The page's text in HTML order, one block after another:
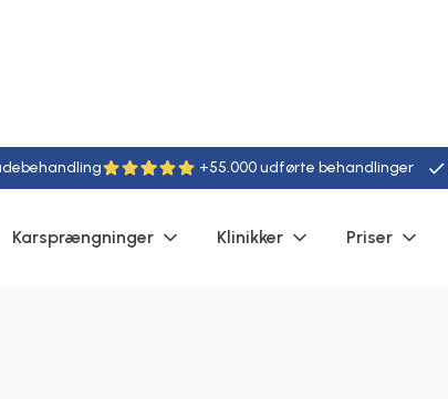
+55.000 udførte behandlinger
Karsprængninger Klinikker Priser